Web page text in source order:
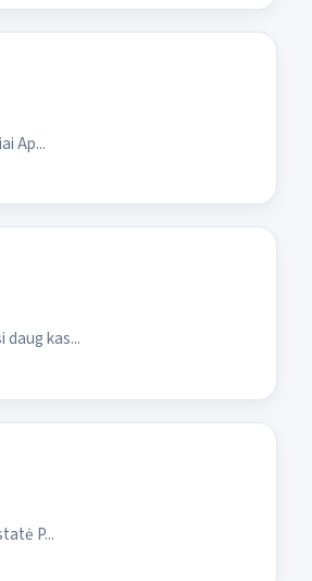
Ap...
kas...
P...